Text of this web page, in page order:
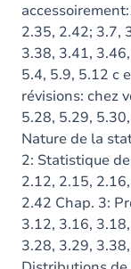
2.35, 2.42; 3.7,
3.38, 3.41,
5.4, 5.9, 5.12 c
révisions: chez
5.28, 5.29,
Nature de la
2: Statistique
2.12, 2.15,
2.42 Chap. 3:
3.12, 3.16,
3.28, 3.29,